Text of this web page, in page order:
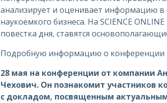
анализирует и оценивает информацию в
наукоемкого бизнеса. На SCIENCE
повестка дня, ставятся
Подробную информацию о конференции
28 мая на конференции от компании
Чехович. Он познакомит участников
с докладом, посвященным